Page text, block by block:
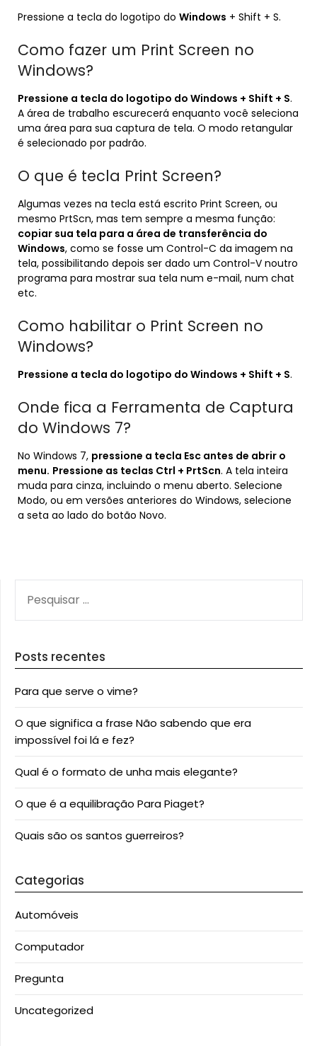
Pressione a tecla do logotipo do Windows + Shift + S.
Como fazer um Print Screen no
Windows?
Pressione a tecla do logotipo do Windows + Shift + S.
A área de trabalho escurecerá enquanto você seleciona
uma área para sua captura de tela. O modo retangular
é selecionado por padrão.
O que é tecla Print Screen?
Algumas vezes na tecla está escrito Print Screen, ou
mesmo PrtScn, mas tem sempre a mesma função:
copiar sua tela para a área de transferência do
Windows, como se fosse um Control-C da imagem na
tela, possibilitando depois ser dado um Control-V noutro
programa para mostrar sua tela num e-mail, num chat
etc.
Como habilitar o Print Screen no
Windows?
Pressione a tecla do logotipo do Windows + Shift + S.
Onde fica a Ferramenta de Captura
do Windows 7?
No Windows 7, pressione a tecla Esc antes de abrir o
menu. Pressione as teclas Ctrl + PrtScn. A tela inteira
muda para cinza, incluindo o menu aberto. Selecione
Modo, ou em versões anteriores do Windows, selecione
a seta ao lado do botão Novo.
POR:
Posts recentes
Para que serve o vime?
O que significa a frase Não sabendo que era
impossível foi lá e fez?
Qual é o formato de unha mais elegante?
O que é a equilibração Para Piaget?
Quais são os santos guerreiros?
Categorias
Automóveis
Computador
Pregunta
Uncategorized